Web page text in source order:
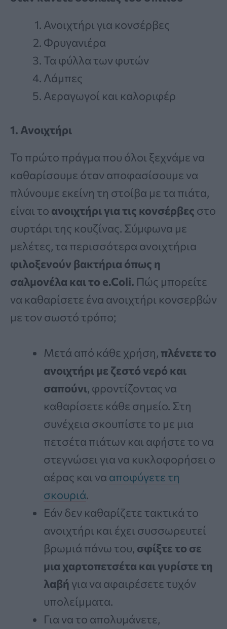
Ανοιχτήρι για κονσέρβες
Φρυγανιέρα
Τα φύλλα των φυτών
Λάμπες
Αεραγωγοί και καλοριφέρ
1. Ανοιχτήρι
Το πρώτο πράγμα που όλοι ξεχνάμε να
καθαρίσουμε όταν αποφασίσουμε να
πλύνουμε εκείνη τη στοίβα με τα πιάτα,
είναι το ανοιχτήρι για τις κονσέρβες στο
συρτάρι της κουζίνας. Σύμφωνα με
μελέτες, τα περισσότερα ανοιχτήρια
φιλοξενούν βακτήρια όπως η
σαλμονέλα και το e.Coli. Πώς μπορείτε
να καθαρίσετε ένα ανοιχτήρι κονσερβών
με τον σωστό τρόπο;
Μετά από κάθε χρήση, πλένετε το
ανοιχτήρι με ζεστό νερό και
σαπούνι, φροντίζοντας να
καθαρίσετε κάθε σημείο. Στη
συνέχεια σκουπίστε το με μια
πετσέτα πιάτων και αφήστε το να
στεγνώσει για να κυκλοφορήσει ο
αέρας και να αποφύγετε τη
σκουριά.
Εάν δεν καθαρίζετε τακτικά το
ανοιχτήρι και έχει συσσωρευτεί
βρωμιά πάνω του, σφίξτε το σε
μια χαρτοπετσέτα και γυρίστε τη
λαβή για να αφαιρέσετε τυχόν
υπολείμματα.
Για να το απολυμάνετε,